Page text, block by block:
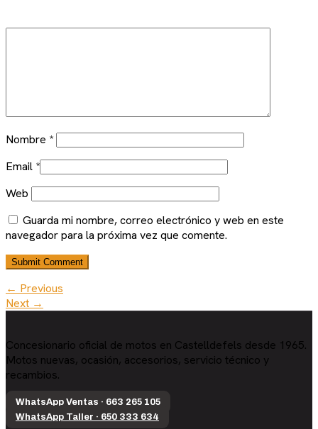
Nombre *
Email *
Web
Guarda mi nombre, correo electrónico y web en este
navegador para la próxima vez que comente.
← Previous
Next →
Concesionario oficial de motos en Castelldefels desde 1965.
Motos nuevas, ocasión, accesorios, servicio técnico y
recambios.
WhatsApp Ventas · 663 265 105
WhatsApp Taller · 650 333 634